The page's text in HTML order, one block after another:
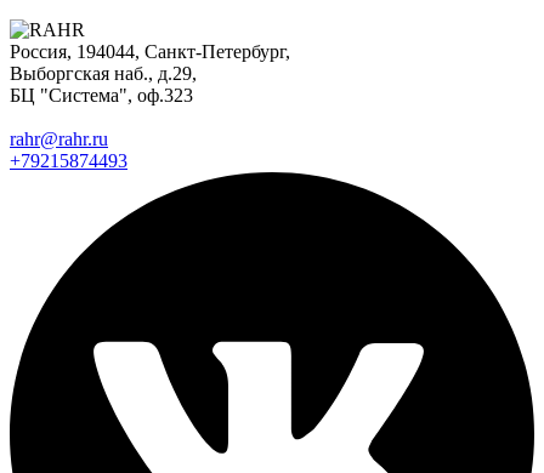
Россия, 194044, Санкт-Петербург,
Выборгская наб., д.29,
БЦ "Система", оф.323
rahr@rahr.ru
+79215874493